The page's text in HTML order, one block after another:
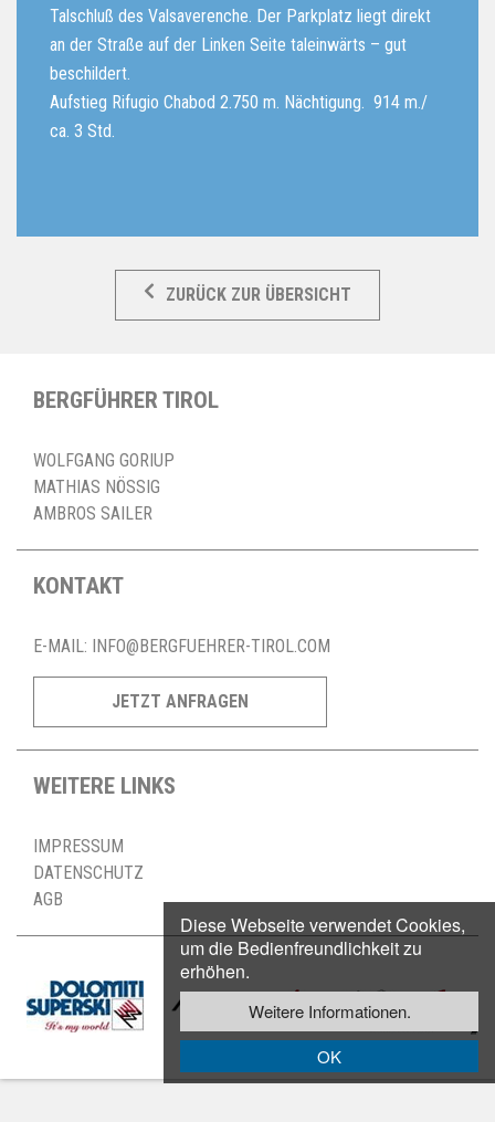
Diese Webseite verwendet Cookies,
um die Bedienfreundlichkeit zu
erhöhen.
Weitere Informationen.
OK
Talschluß des Valsaverenche. Der Parkplatz liegt direkt
an der Straße auf der Linken Seite taleinwärts – gut
beschildert.
Aufstieg Rifugio Chabod 2.750 m. Nächtigung. 914 m./
ca. 3 Std.
ZURÜCK ZUR ÜBERSICHT
BERGFÜHRER TIROL
WOLFGANG GORIUP
MATHIAS NÖSSIG
AMBROS SAILER
KONTAKT
E-MAIL: INFO@BERGFUEHRER-TIROL.COM
JETZT ANFRAGEN
WEITERE LINKS
IMPRESSUM
DATENSCHUTZ
AGB